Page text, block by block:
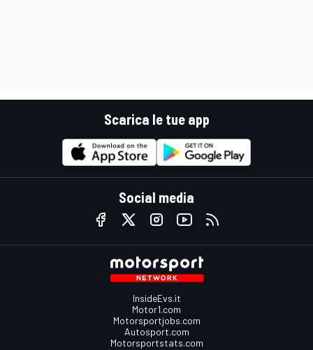
Scarica le tue app
Social media
InsideEvs.it
Motor1.com
Motorsportjobs.com
Autosport.com
Motorsportstats.com